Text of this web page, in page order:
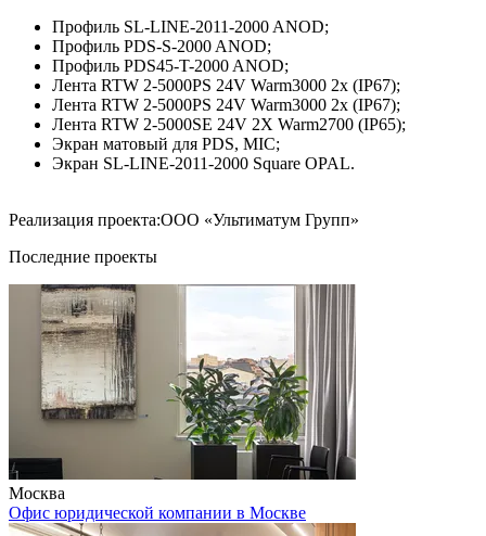
Профиль SL-LINE-2011-2000 ANOD;
Профиль PDS-S-2000 ANOD;
Профиль PDS45-T-2000 ANOD;
Лента RTW 2-5000PS 24V Warm3000 2x (IP67);
Лента RTW 2-5000PS 24V Warm3000 2x (IP67);
Лента RTW 2-5000SE 24V 2X Warm2700 (IP65);
Экран матовый для PDS, MIC;
Экран SL-LINE-2011-2000 Square OPAL.
Реализация проекта:ООО «Ультиматум Групп»
Последние проекты
Москва
Офис юридической компании в Москве